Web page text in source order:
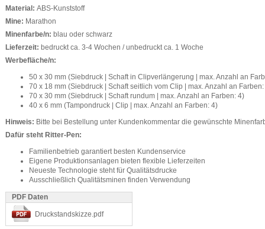
Material: ABS-Kunststoff
Mine: Marathon
Minenfarbe/n: blau oder schwarz
Lieferzeit: bedruckt ca. 3-4 Wochen / unbedruckt ca. 1 Woche
Werbefläche/n:
50 x 30 mm (Siebdruck | Schaft in Clipverlängerung | max. Anzahl an
70 x 18 mm (Siebdruck | Schaft seitlich vom Clip | max. Anzahl an
70 x 30 mm (Siebdruck | Schaft rundum | max. Anzahl an Farben: 4)
40 x 6 mm (Tampondruck | Clip | max. Anzahl an Farben: 4)
Hinweis: Bitte bei Bestellung unter Kundenkommentar die gewünschte
Dafür steht Ritter-Pen:
Familienbetrieb garantiert besten Kundenservice
Eigene Produktionsanlagen bieten flexible Lieferzeiten
Neueste Technologie steht für Qualitätsdrucke
Ausschließlich Qualitätsminen finden Verwendung
PDF Daten
Druckstandskizze.pdf